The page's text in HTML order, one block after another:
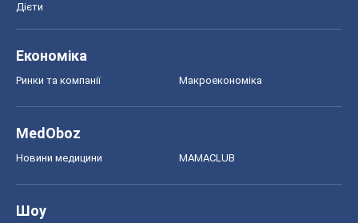
Дієти
Економіка
Ринки та компанії Макроекономіка
MedOboz
Новини медицини MAMACLUB
Шоу